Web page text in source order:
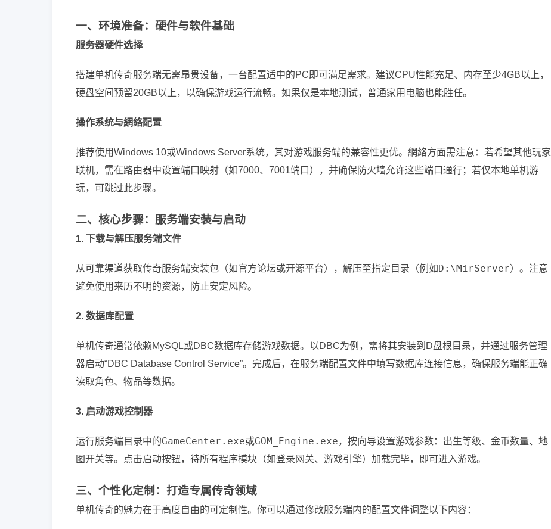
一、环境准备：硬件与软件基础
服务器硬件选择
搭建单机传奇服务端无需昂贵设备，一台配置适中的PC即可满足需求。建议CPU性能充足、内存至少4GB以上，
硬盘空间预留20GB以上，以确保游戏运行流畅。如果仅是本地测试，普通家用电脑也能胜任。
操作系统与網絡配置
推荐使用Windows 10或Windows Server系统，其对游戏服务端的兼容性更优。網絡方面需注意：若希望其他玩家
联机，需在路由器中设置端口映射（如7000、7001端口），并确保防火墙允许这些端口通行；若仅本地单机游
玩，可跳过此步骤。
二、核心步骤：服务端安装与启动
1. 下载与解压服务端文件
从可靠渠道获取传奇服务端安装包（如官方论坛或开源平台），解压至指定目录（例如D:\MirServer）。注意
避免使用来历不明的资源，防止安定风险。
2. 数据库配置
单机传奇通常依赖MySQL或DBC数据库存储游戏数据。以DBC为例，需将其安装到D盘根目录，并通过服务管理
器启动“DBC Database Control Service”。完成后，在服务端配置文件中填写数据库连接信息，确保服务端能正确
读取角色、物品等数据。
3. 启动游戏控制器
运行服务端目录中的GameCenter.exe或GOM_Engine.exe，按向导设置游戏参数：出生等级、金币数量、地
图开关等。点击启动按钮，待所有程序模块（如登录网关、游戏引擎）加载完毕，即可进入游戏。
三、个性化定制：打造专属传奇领域
单机传奇的魅力在于高度自由的可定制性。你可以通过修改服务端内的配置文件调整以下内容：